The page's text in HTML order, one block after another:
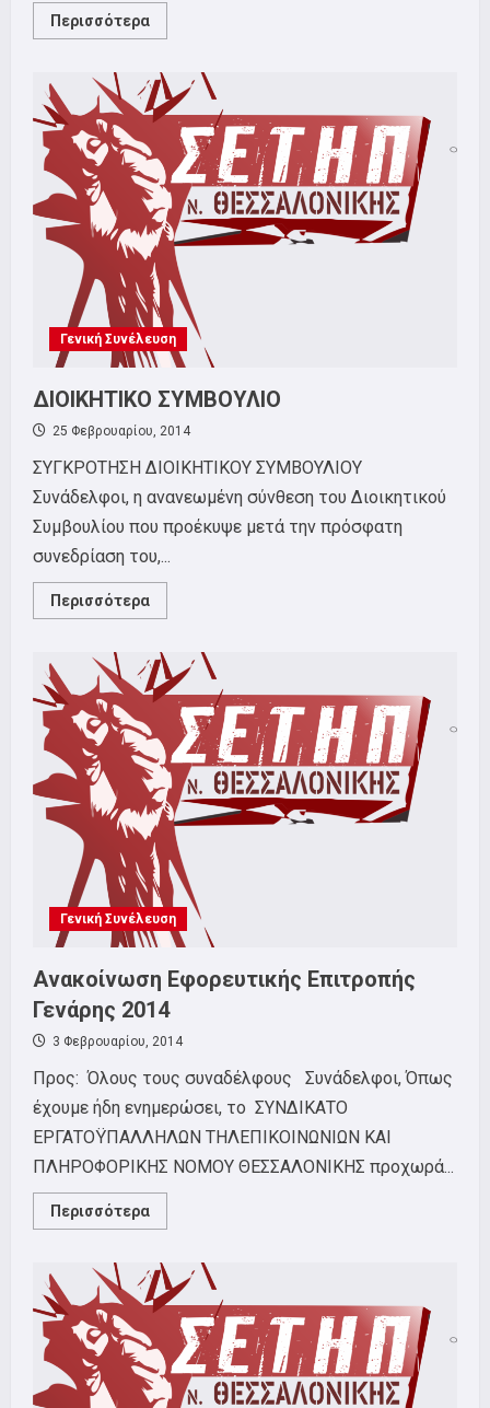
Περισσότερα
more
ΑΠΕΡΧΟΜΕΝΟΥ
ΔΣ
Γενική Συνέλευση
ΔΙΟΙΚΗΤΙΚΟ ΣΥΜΒΟΥΛΙΟ
25 Φεβρουαρίου, 2014
ΣΥΓΚΡΟΤΗΣΗ ΔΙΟΙΚΗΤΙΚΟΥ ΣΥΜΒΟΥΛΙΟΥ
Συνάδελφοι, η ανανεωμένη σύνθεση του Διοικητικού
Συμβουλίου που προέκυψε μετά την πρόσφατη
συνεδρίαση του,...
Περισσότερα
more
ΣΥΜΒΟΥΛΙΟ
Γενική Συνέλευση
Ανακοίνωση Εφορευτικής Επιτροπής
Γενάρης 2014
3 Φεβρουαρίου, 2014
Προς: Όλους τους συναδέλφους Συνάδελφοι, Όπως
έχουμε ήδη ενημερώσει, το ΣΥΝΔΙΚΑΤΟ
ΕΡΓΑΤΟΫΠΑΛΛΗΛΩΝ ΤΗΛΕΠΙΚΟΙΝΩΝΙΩΝ ΚΑΙ
ΠΛΗΡΟΦΟΡΙΚΗΣ ΝΟΜΟΥ ΘΕΣΣΑΛΟΝΙΚΗΣ προχωρά...
Περισσότερα
more
Εφορευτικής
Επιτροπής
Γενάρης
2014